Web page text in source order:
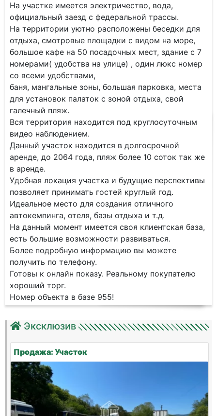
На участке имеется электричество, вода,
официальный заезд с федеральной трассы.
На территории уютно расположены беседки для
отдыха, смотровые площадки с видом на море,
большое кафе на 50 посадочных мест, здание с 7
номерами( удобства на улице) , один люкс номер
со всеми удобствами,
баня, мангальные зоны, большая парковка, места
для установок палаток с зоной отдыха, свой
галечный пляж.
Вся территория находится под круглосуточным
видео наблюдением.
Данный участок находится в долгосрочной
аренде, до 2064 года, пляж более 10 соток так же
в аренде.
Удобная локация участка и будущие перспективы
позволяет принимать гостей круглый год.
Идеальное место для создания отличного
автокемпинга, отеля, базы отдыха и т.д.
На данный момент имеется своя клиентская база,
есть большие возможности развиваться.
Более подробную информацию вы можете
получить по телефону.
Готовы к онлайн показу. Реальному покупателю
хороший торг.
Номер объекта в базе 955!
Эксклюзив
Продажа: Участок